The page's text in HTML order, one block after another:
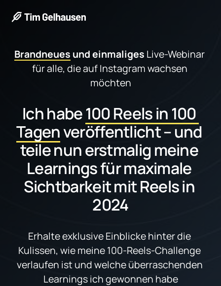
Brandneues und einmaliges Live-Webinar
für alle, die auf Instagram wachsen
möchten
Ich habe 100 Reels in
Tagen veröffentlicht – und
teile nun erstmalig meine
Learnings für maximale
Sichtbarkeit mit Reels in
2024
Erhalte exklusive Einblicke hinter die
Kulissen, wie meine 100-Reels-Challenge
verlaufen ist und welche überraschenden
Learnings ich gewonnen habe